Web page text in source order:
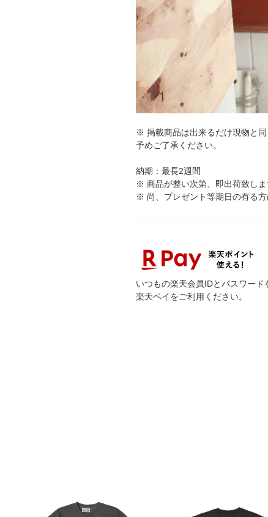
※ 掲載商品は出来るだけ現物と
予めご了承ください。
納期：最長2週間
※ 商品が整い次第、即出荷致しま
※ 尚、プレゼント等期日の有る方
いつもの楽天会員IDとパスワー
楽天ペイをご利用ください。